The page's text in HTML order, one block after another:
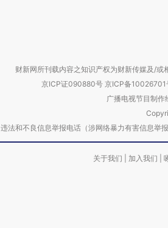
财新网所刊载内容之知识产权为财新传媒及/或
京ICP证090880号 京ICP备
广播电视节目制
违法和不良信息举报电话（涉网络暴力有害信息
关于我们 加入我们